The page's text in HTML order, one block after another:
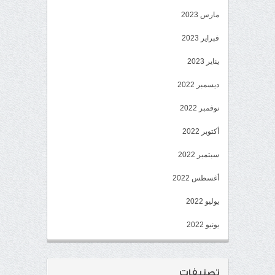
مارس 2023
فبراير 2023
يناير 2023
ديسمبر 2022
نوفمبر 2022
أكتوبر 2022
سبتمبر 2022
أغسطس 2022
يوليو 2022
يونيو 2022
تصنيفات